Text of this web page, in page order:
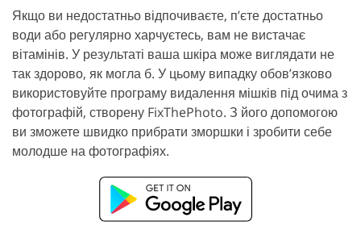
Якщо ви недостатньо відпочиваєте, п’єте достатньо
води або регулярно харчуєтесь, вам не вистачає
вітамінів. У результаті ваша шкіра може виглядати не
так здорово, як могла б. У цьому випадку обов’язково
використовуйте програму видалення мішків під очима з
фотографій, створену FixThePhoto. З його допомогою
ви зможете швидко прибрати зморшки і зробити себе
молодше на фотографіях.